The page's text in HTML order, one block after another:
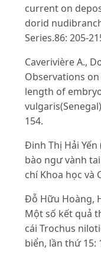
current on
dorid
Series.86: 205-
Caverivière A.,
Observations
length of
154.
Đinh Thị Hải
bào ngư vành
chí Khoa học và
Đỗ Hữu Hoàng,
Một số kết quả
cái Trochus
biển, lần thứ 15: